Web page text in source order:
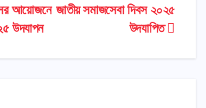
জাতীয় সমাজসেবা দিবস ২০২৫
উদযাপিত
আয়োজনে
উদযাপন